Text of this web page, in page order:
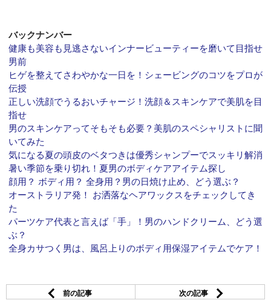
バックナンバー
健康も美容も見逃さないインナービューティーを磨いて目指せ
男前
ヒゲを整えてさわやかな一日を！シェービングのコツをプロが
伝授
正しい洗顔でうるおいチャージ！洗顔＆スキンケアで美肌を目
指せ
男のスキンケアってそもそも必要？美肌のスペシャリストに聞
いてみた
気になる夏の頭皮のベタつきは優秀シャンプーでスッキリ解消
暑い季節を乗り切れ！夏男のボディケアアイテム探し
顔用？ ボディ用？ 全身用？男の日焼け止め、どう選ぶ？
オーストラリア発！ お洒落なヘアワックスをチェックしてき
た
パーツケア代表と言えば「手」！男のハンドクリーム、どう選
ぶ？
全身カサつく男は、風呂上りのボディ用保湿アイテムでケア！
前の記事 次の記事